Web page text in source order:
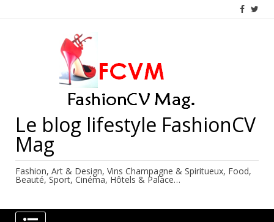
Le blog lifestyle FashionCV
Mag
Fashion, Art & Design, Vins Champagne & Spiritueux, Food,
Beauté, Sport, Cinéma, Hôtels & Palace…